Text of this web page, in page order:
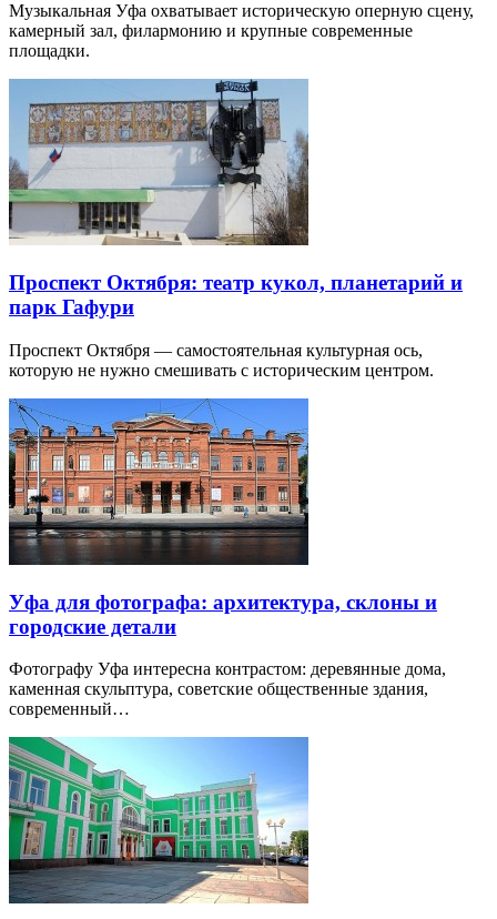
Музыкальная Уфа охватывает историческую оперную сцену,
камерный зал, филармонию и крупные современные
площадки.
Проспект Октября: театр кукол, планетарий и
парк Гафури
Проспект Октября — самостоятельная культурная ось,
которую не нужно смешивать с историческим центром.
Уфа для фотографа: архитектура, склоны и
городские детали
Фотографу Уфа интересна контрастом: деревянные дома,
каменная скульптура, советские общественные здания,
современный…